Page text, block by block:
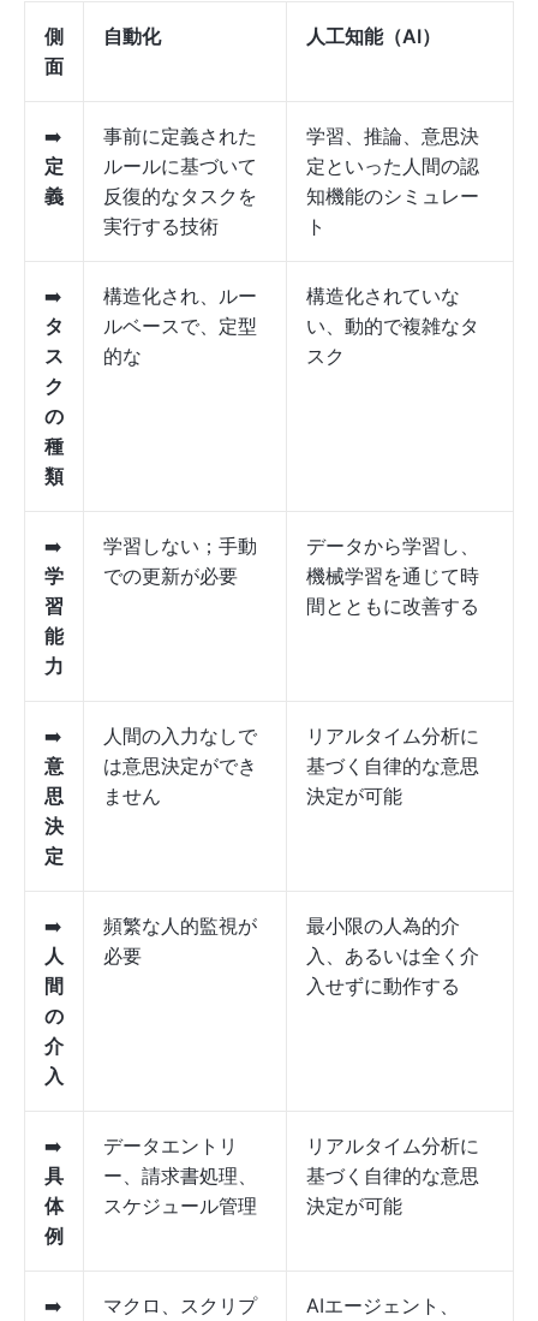
側
面
自動化 人工知能（AI）
➡️
定
義
事前に定義された
ルールに基づいて
反復的なタスクを
実行する技術
学習、推論、意思決
定といった人間の認
知機能のシミュレー
ト
➡️
タ
ス
ク
の
種
類
構造化され、ルー
ルベースで、定型
的な
構造化されていな
い、動的で複雑なタ
スク
➡️
学
習
能
力
学習しない；手動
での更新が必要
データから学習し、
機械学習を通じて時
間とともに改善する
➡️
意
思
決
定
人間の入力なしで
は意思決定ができ
ません
リアルタイム分析に
基づく自律的な意思
決定が可能
➡️
人
間
の
介
入
頻繁な人的監視が
必要
最小限の人為的介
入、あるいは全く介
入せずに動作する
➡️
具
体
例
データエントリ
ー、請求書処理、
スケジュール管理
リアルタイム分析に
基づく自律的な意思
決定が可能
➡️
マクロ、スクリプ
AIエージェント、